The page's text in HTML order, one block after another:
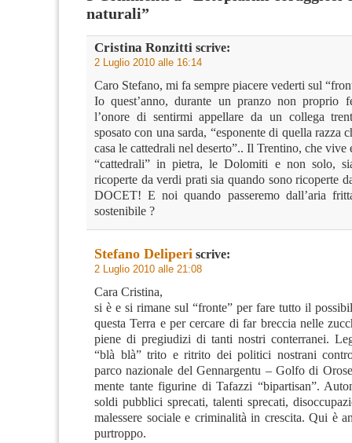
naturali”
Cristina Ronzitti scrive:
2 Luglio 2010 alle 16:14
Caro Stefano, mi fa sempre piacere vederti sul
Io quest’anno, durante un pranzo non proprio
l’onore di sentirmi appellare da un collega
sposato con una sarda, “esponente di quella razza
casa le cattedrali nel deserto”.. Il Trentino, che vive
“cattedrali” in pietra, le Dolomiti e non solo,
ricoperte da verdi prati sia quando sono ricoperte
DOCET! E noi quando passeremo dall’aria
sostenibile ?
Stefano Deliperi scrive:
2 Luglio 2010 alle 21:08
Cara Cristina,
si è e si rimane sul “fronte” per fare tutto il
questa Terra e per cercare di far breccia nelle
piene di pregiudizi di tanti nostri conterranei.
“blà blà” trito e ritrito dei politici nostrani
parco nazionale del Gennargentu – Golfo di
mente tante figurine di Tafazzi “bipartisan”.
soldi pubblici sprecati, talenti sprecati,
malessere sociale e criminalità in crescita. Qui è
purtroppo.